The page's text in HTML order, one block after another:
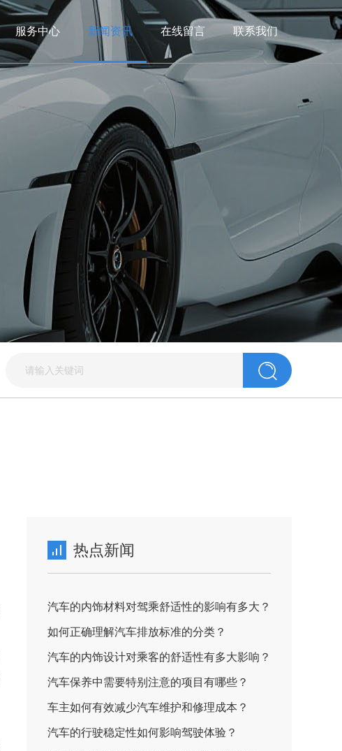
服务中心 新闻资讯 在线留言 联系我们
热点新闻
汽车的内饰材料对驾乘舒适性的影响有多大？
如何正确理解汽车排放标准的分类？
汽车的内饰设计对乘客的舒适性有多大影响？
汽车保养中需要特别注意的项目有哪些？
车主如何有效减少汽车维护和修理成本？
汽车的行驶稳定性如何影响驾驶体验？